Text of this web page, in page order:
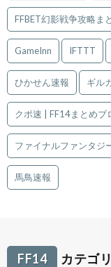
FFBET幻影戦争攻略ま
GameInn IFTTT
ひかせん速報 ギル
クポ速 | FF14まとめブ
ファイナルファンタジ
馬鳥速報
FF14 カテゴ